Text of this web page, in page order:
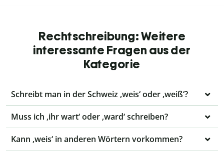
Rechtschreibung: Weitere
interessante Fragen aus der
Kategorie
Schreibt man in der Schweiz ‚weis‘ oder ‚weiß‘?
Muss ich ‚ihr wart‘ oder ‚ward‘ schreiben?
Kann ‚weis‘ in anderen Wörtern vorkommen?